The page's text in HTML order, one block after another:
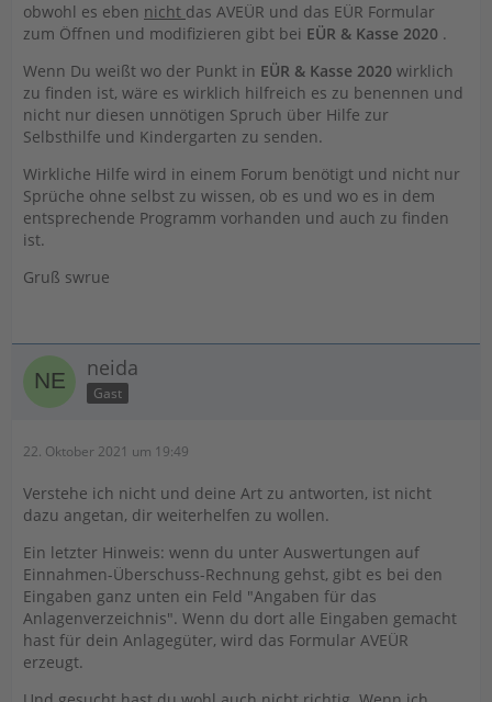
obwohl es eben nicht das AVEÜR und das EÜR Formular
zum Öffnen und modifizieren gibt bei EÜR & Kasse 2020 .
Wenn Du weißt wo der Punkt in EÜR & Kasse 2020 wirklich
zu finden ist, wäre es wirklich hilfreich es zu benennen und
nicht nur diesen unnötigen Spruch über Hilfe zur
Selbsthilfe und Kindergarten zu senden.
Wirkliche Hilfe wird in einem Forum benötigt und nicht nur
Sprüche ohne selbst zu wissen, ob es und wo es in dem
entsprechende Programm vorhanden und auch zu finden
ist.
Gruß swrue
neida
Gast
22. Oktober 2021 um 19:49
Verstehe ich nicht und deine Art zu antworten, ist nicht
dazu angetan, dir weiterhelfen zu wollen.
Ein letzter Hinweis: wenn du unter Auswertungen auf
Einnahmen-Überschuss-Rechnung gehst, gibt es bei den
Eingaben ganz unten ein Feld "Angaben für das
Anlagenverzeichnis". Wenn du dort alle Eingaben gemacht
hast für dein Anlagegüter, wird das Formular AVEÜR
erzeugt.